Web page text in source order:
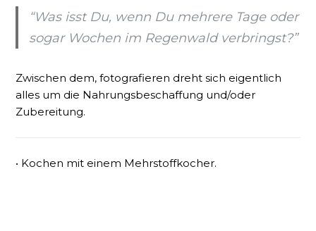
“Was isst Du, wenn Du mehrere Tage oder
sogar Wochen im Regenwald verbringst?”
Zwischen dem, fotografieren dreht sich eigentlich
alles um die Nahrungsbeschaffung und/oder
Zubereitung.
• Kochen mit einem Mehrstoffkocher.